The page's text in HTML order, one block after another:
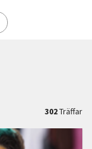
302Träffar